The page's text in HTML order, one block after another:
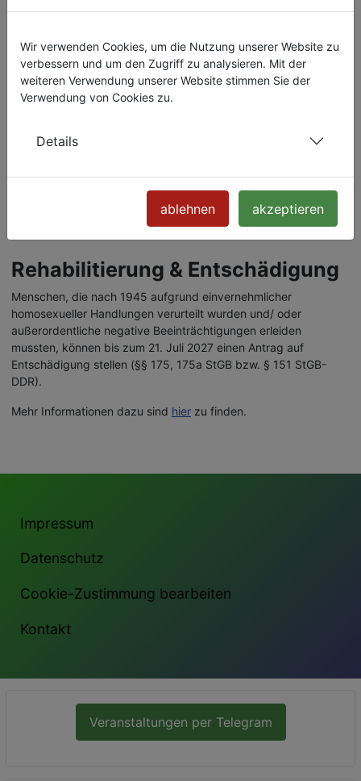
Bundesinteressenvertretung schwuler Senioren (BISS) e.V.
Gertrudenstraße 9
50667 Köln
Tel.: 0221 2949 2129
Insta & FB: @schwuleundalter
Rehabilitierung & Entschädigung
Menschen, die nach 1945 aufgrund einvernehmlicher
homosexueller Handlungen verurteilt wurden und/ oder
außerordentliche negative Beeinträchtigungen erleiden
mussten, können bis zum 21. Juli 2027 einen Antrag auf
Entschädigung stellen (§§ 175, 175a StGB bzw. § 151 StGB-
DDR).
Mehr Informationen dazu sind hier zu finden.
Veranstaltungen per Telegram
Impressum
Datenschutz
Cookie-Zustimmung bearbeiten
Kontakt
Wir verwenden Cookies, um die Nutzung unserer Website zu
verbessern und um den Zugriff zu analysieren. Mit der
weiteren Verwendung unserer Website stimmen Sie der
Verwendung von Cookies zu.
Details
ablehnen akzeptieren